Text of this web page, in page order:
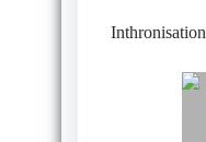
Inthronisation